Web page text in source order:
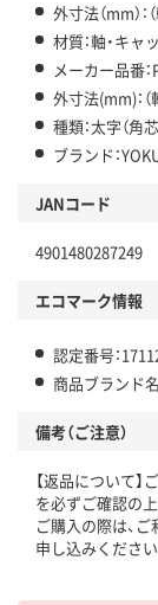
外寸法（mm）：
材質：軸・キャ
メーカー品番
外寸法(mm)：（
種類：太字（角芯
ブランド：
JANコード
4901480287249
エコマーク情報
認定番号：
商品ブランド
備考（ご注意）
【返品について】
を必ずご確認の上
ご購入の際は、ご
申し込みください